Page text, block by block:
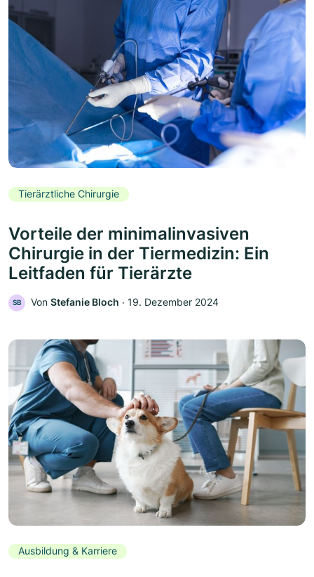
Tierärztliche Chirurgie
Vorteile der minimalinvasiven
Chirurgie in der Tiermedizin: Ein
Leitfaden für Tierärzte
SB Von Stefanie Bloch ‧ 19. Dezember 2024
Ausbildung & Karriere